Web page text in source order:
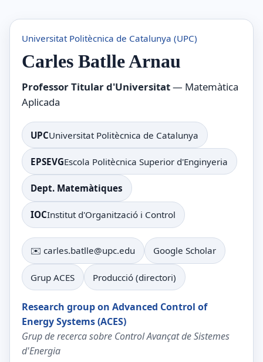
Universitat Politècnica de Catalunya (UPC)
Carles Batlle Arnau
Professor Titular d'Universitat— Matemàtica
Aplicada
UPCUniversitat Politècnica de Catalunya
EPSEVGEscola Politècnica Superior d'Enginyeria
Dept. Matemàtiques
IOCInstitut d'Organització i Control
✉️ carles.batlle@upc.edu Google Scholar
Grup ACES Producció (directori)
Research group on Advanced Control of
Energy Systems (ACES)
Grup de recerca sobre Control Avançat de Sistemes
d'Energia